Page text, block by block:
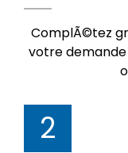
ComplÃ©tez
votre demande
2